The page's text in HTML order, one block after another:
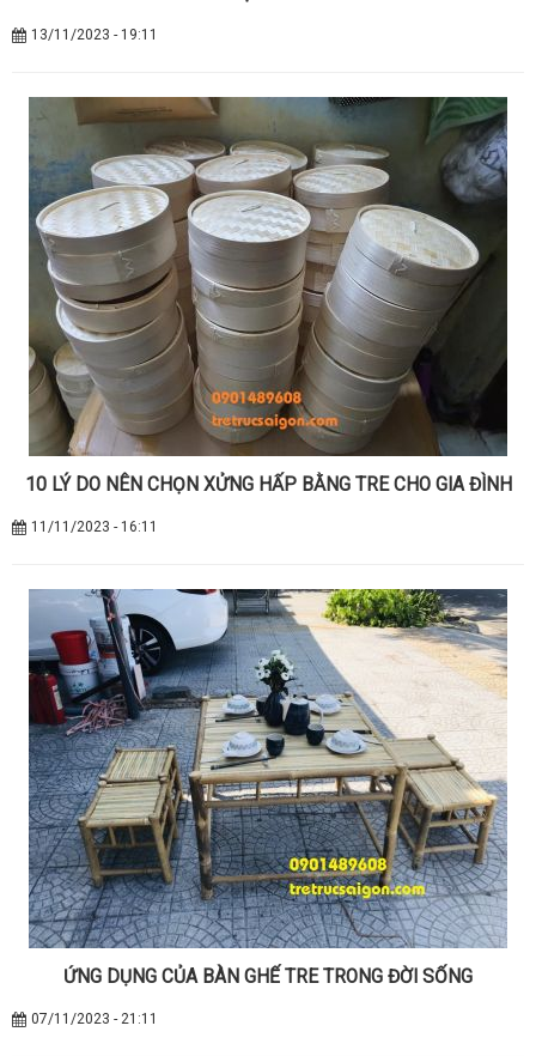
13/11/2023 - 19:11
10 LÝ DO NÊN CHỌN XỬNG HẤP BẰNG TRE CHO GIA ĐÌNH
11/11/2023 - 16:11
ỨNG DỤNG CỦA BÀN GHẾ TRE TRONG ĐỜI SỐNG
07/11/2023 - 21:11